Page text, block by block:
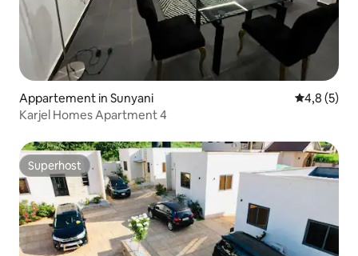
Appartement in Sunyani
4,8 (5)
Karjel Homes Apartment 4
Superhost
Superhost